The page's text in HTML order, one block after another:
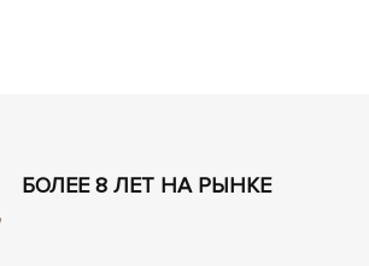
БОЛЕЕ 8 ЛЕТ НА РЫНКЕ